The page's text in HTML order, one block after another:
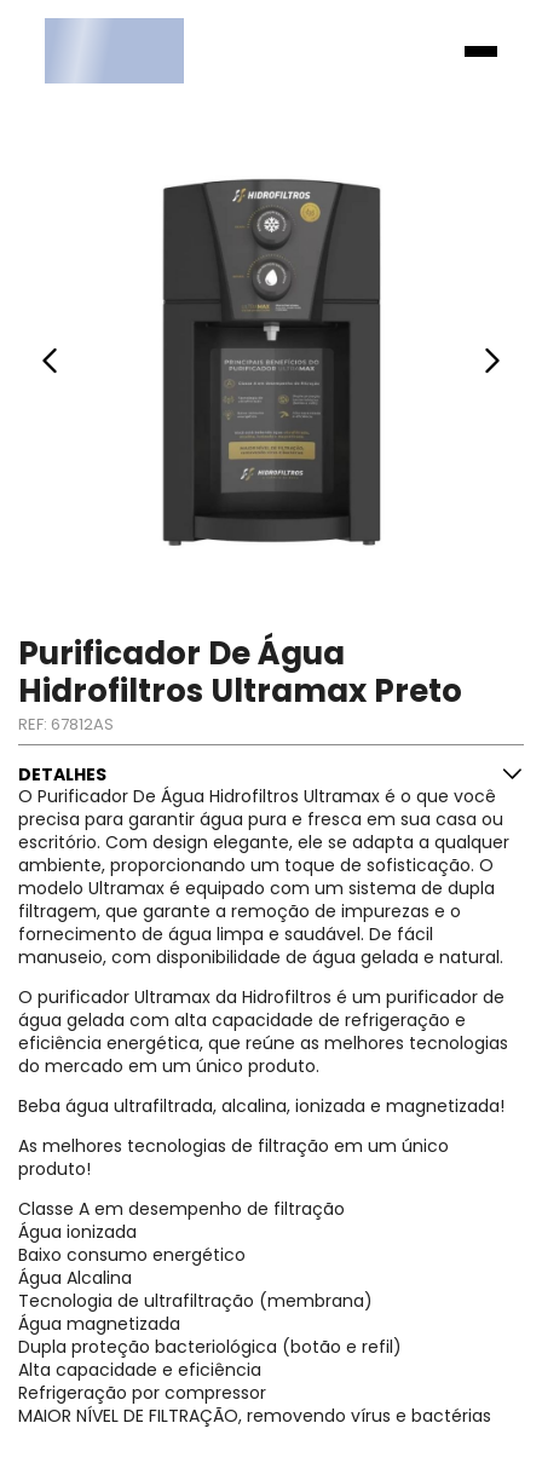
Purificador De Água
Hidrofiltros Ultramax Preto
REF: 67812AS
DETALHES
O Purificador De Água Hidrofiltros Ultramax é o que você
precisa para garantir água pura e fresca em sua casa ou
escritório. Com design elegante, ele se adapta a qualquer
ambiente, proporcionando um toque de sofisticação. O
modelo Ultramax é equipado com um sistema de dupla
filtragem, que garante a remoção de impurezas e o
fornecimento de água limpa e saudável. De fácil
manuseio, com disponibilidade de água gelada e natural.
O purificador Ultramax da Hidrofiltros é um purificador de
água gelada com alta capacidade de refrigeração e
eficiência energética, que reúne as melhores tecnologias
do mercado em um único produto.
Beba água ultrafiltrada, alcalina, ionizada e magnetizada!
As melhores tecnologias de filtração em um único
produto!
Classe A em desempenho de filtração
Água ionizada
Baixo consumo energético
Água Alcalina
Tecnologia de ultrafiltração (membrana)
Água magnetizada
Dupla proteção bacteriológica (botão e refil)
Alta capacidade e eficiência
Refrigeração por compressor
MAIOR NÍVEL DE FILTRAÇÃO, removendo vírus e bactérias